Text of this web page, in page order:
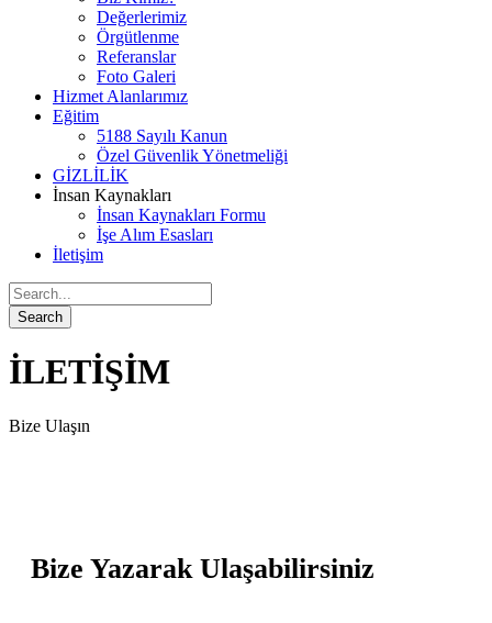
Değerlerimiz
Örgütlenme
Referanslar
Foto Galeri
Hizmet Alanlarımız
Eğitim
5188 Sayılı Kanun
Özel Güvenlik Yönetmeliği
GİZLİLİK
İnsan Kaynakları
İnsan Kaynakları Formu
İşe Alım Esasları
İletişim
İLETİŞİM
Bize Ulaşın
Bize Yazarak Ulaşabilirsiniz